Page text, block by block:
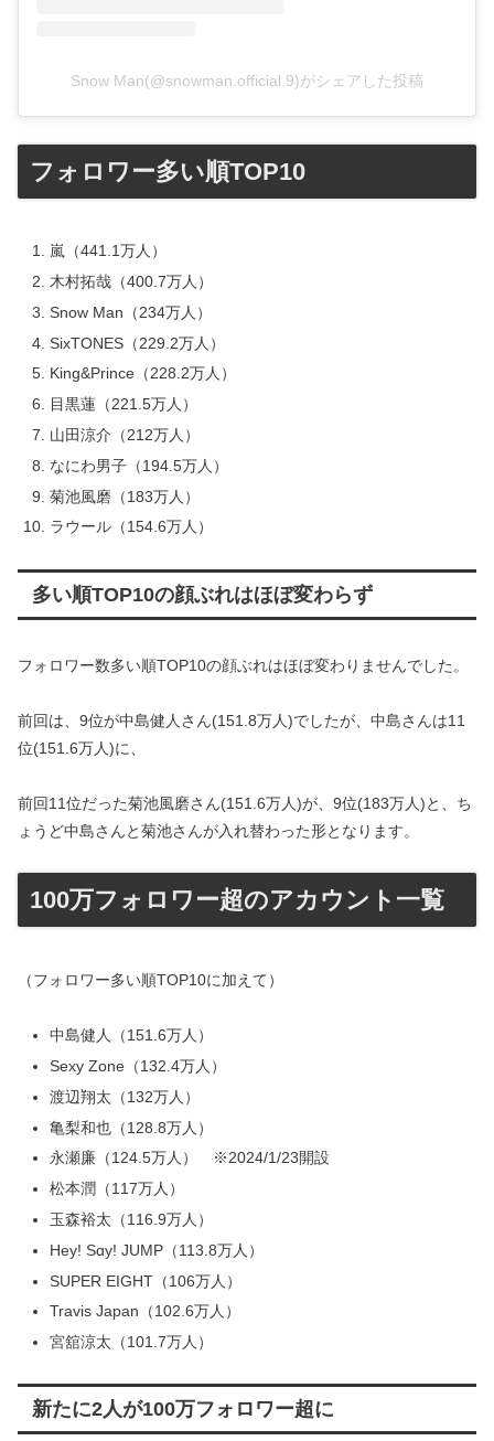
Snow Man(@snowman.official.9)がシェアした投稿
フォロワー多い順TOP10
嵐（441.1万人）
木村拓哉（400.7万人）
Snow Man（234万人）
SixTONES（229.2万人）
King&Prince（228.2万人）
目黒蓮（221.5万人）
山田涼介（212万人）
なにわ男子（194.5万人）
菊池風磨（183万人）
ラウール（154.6万人）
多い順TOP10の顔ぶれはほぼ変わらず
フォロワー数多い順TOP10の顔ぶれはほぼ変わりませんでした。
前回は、9位が中島健人さん(151.8万人)でしたが、中島さんは11
位(151.6万人)に、
前回11位だった菊池風磨さん(151.6万人)が、9位(183万人)と、ち
ょうど中島さんと菊池さんが入れ替わった形となります。
100万フォロワー超のアカウント一覧
（フォロワー多い順TOP10に加えて）
中島健人（151.6万人）
Sexy Zone（132.4万人）
渡辺翔太（132万人）
亀梨和也（128.8万人）
永瀬廉（124.5万人） ※2024/1/23開設
松本潤（117万人）
玉森裕太（116.9万人）
Hey! Sɑy! JUMP（113.8万人）
SUPER EIGHT（106万人）
Travis Japan（102.6万人）
宮舘涼太（101.7万人）
新たに2人が100万フォロワー超に